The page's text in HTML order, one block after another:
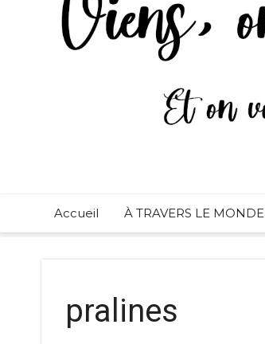
Accueil À TRAVERS LE MONDE
pralines